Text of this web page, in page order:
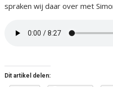
spraken wij daar over met
Dit artikel delen: